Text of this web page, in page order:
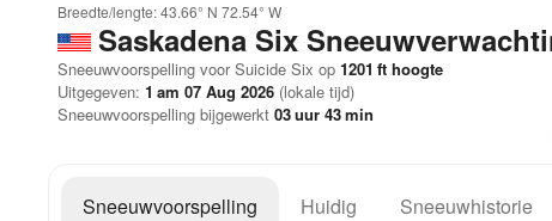
Breedte/lengte:43.66° N 72.54° W
Saskadena Six
Sneeuwvoorspelling voor Suicide Six op 1201 ft hoogte
Uitgegeven: 1 am 07 Aug 2026 (lokale tijd)
Sneeuwvoorspelling bijgewerkt 03uur 43min
Sneeuwvoorspelling Huidig Sneeuwhistorie